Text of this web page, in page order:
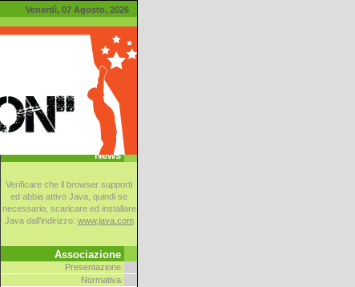
Venerdì, 07 Agosto, 2026
News
Verificare che il browser supporti
ed abbia attivo Java, quindi se
necessario, scaricare ed installare
Java dall'indirizzo: www.java.com
Associazione
Presentazione
Normativa